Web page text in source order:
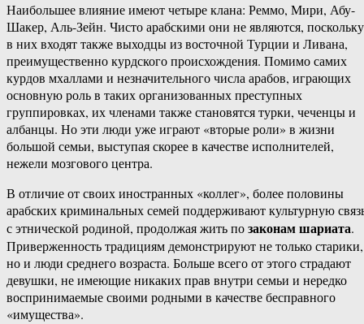
Наибольшее влияние имеют четыре клана: Реммо, Мири, Абу-
Шакер, Аль-Зейн. Чисто арабскими они не являются, поскольку
в них входят также выходцы из восточной Турции и Ливана,
преимущественно курдского происхождения. Помимо самих
курдов мхаллами и незначительного числа арабов, играющих
основную роль в таких организованных преступных
группировках, их членами также становятся турки, чеченцы и
албанцы. Но эти люди уже играют «вторые роли» в жизни
большой семьи, выступая скорее в качестве исполнителей,
нежели мозгового центра.
В отличие от своих иностранных «коллег», более половины
арабских криминальных семей поддерживают культурную
с этнической родиной, продолжая жить позаконам шариата.
Приверженность традициям демонстрируют не только старики,
но и люди среднего возраста. Больше всего от этого страдают
девушки, не имеющие никаких прав внутри семьи и нередко
воспринимаемые своими родными в качестве бесправного
«имущества».